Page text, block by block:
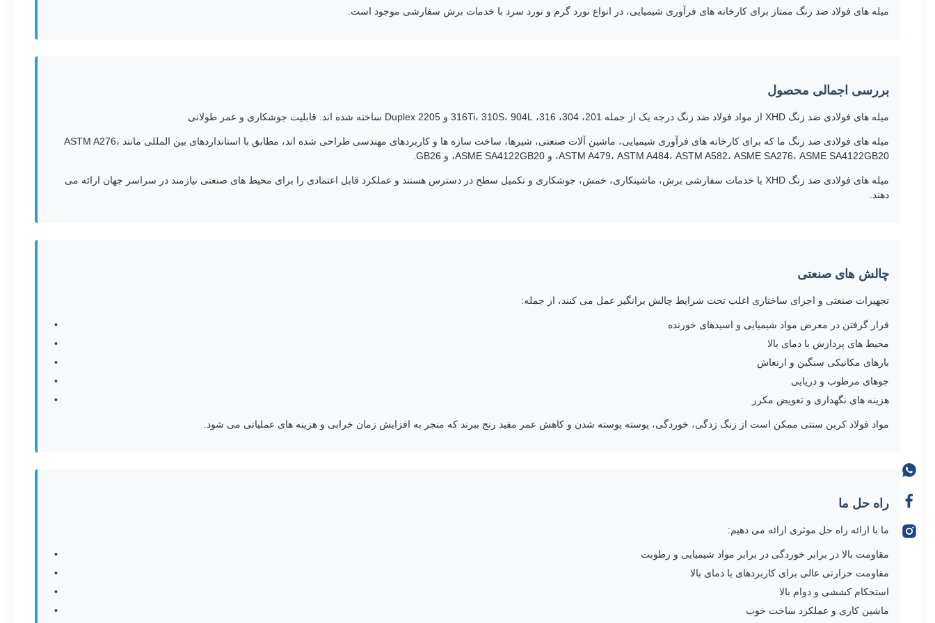
میله های فولاد ضد زنگ ممتاز برای کارخانه های فرآوری شیمیایی، در انواع نورد گرم و نورد سرد با خدمات برش سفارشی موجود است.
بررسی اجمالی محصول
میله های فولادی ضد زنگ XHD از مواد فولاد ضد زنگ درجه یک از جمله 201، 304، 316، 316Ti، 310S، 904L و Duplex 2205 ساخته شده اند. قابلیت جوشکاری و عمر طولانی
میله های فولادی ضد زنگ ما که برای کارخانه های فرآوری شیمیایی، ماشین آلات صنعتی، شیرها، ساخت سازه ها و کاربردهای مهندسی طراحی شده اند، مطابق با استانداردهای بین المللی مانند ASTM A276،
ASTM A479، ASTM A484، ASTM A582، ASME SA276، ASME SA4122GB20، و ASME SA4122GB20، و GB26.
میله های فولادی ضد زنگ XHD با خدمات سفارشی برش، ماشینکاری، خمش، جوشکاری و تکمیل سطح در دسترس هستند و عملکرد قابل اعتمادی را برای محیط های صنعتی نیازمند در سراسر جهان ارائه می
دهند.
چالش های صنعتی
تجهیزات صنعتی و اجزای ساختاری اغلب تحت شرایط چالش برانگیز عمل می کنند، از جمله:
قرار گرفتن در معرض مواد شیمیایی و اسیدهای خورنده
محیط های پردازش با دمای بالا
بارهای مکانیکی سنگین و ارتعاش
جوهای مرطوب و دریایی
هزینه های نگهداری و تعویض مکرر
مواد فولاد کربن سنتی ممکن است از زنگ زدگی، خوردگی، پوسته پوسته شدن و کاهش عمر مفید رنج ببرند که منجر به افزایش زمان خرابی و هزینه های عملیاتی می شود.
راه حل ما
ما با ارائه راه حل موثری ارائه می دهیم:
مقاومت بالا در برابر خوردگی در برابر مواد شیمیایی و رطوبت
مقاومت حرارتی عالی برای کاربردهای با دمای بالا
استحکام کششی و دوام بالا
ماشین کاری و عملکرد ساخت خوب